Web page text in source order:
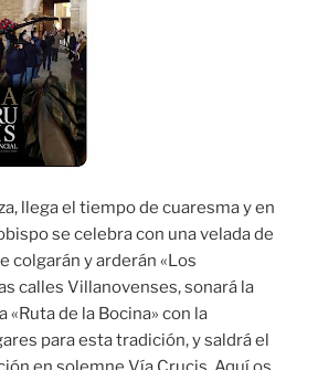
llega el tiempo de cuaresma y en
se celebra con una velada de
colgarán y arderán «Los
calles Villanovenses, sonará la
«Ruta de la Bocina» con la
para esta tradición, y saldrá el